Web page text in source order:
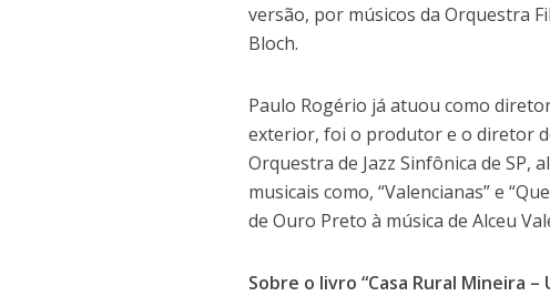
versão, por músicos da Orquestra
Bloch.
Paulo Rogério já atuou como
exterior, foi o produtor e o diretor
Orquestra de Jazz Sinfônica de
musicais como, “Valencianas” e
de Ouro Preto à música de Alceu
Sobre o livro “Casa Rural Mineira –